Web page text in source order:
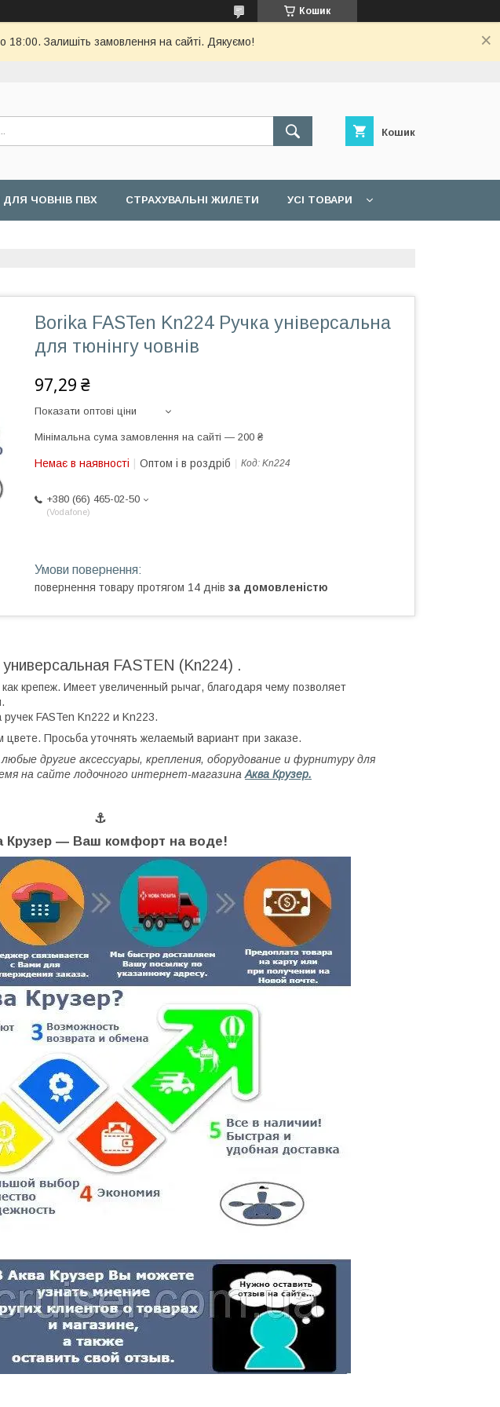
Кошик
18:00. Залишіть замовлення на сайті. Дякуємо!
Кошик
ДЛЯ ЧОВНІВ ПВХ СТРАХУВАЛЬНІ ЖИЛЕТИ УСІ ТОВАРИ
Borika FASTen Kn224 Ручка універсальна
для тюнінгу човнів
97,29 ₴
Показати оптові ціни
Мінімальна сума замовлення на сайті — 200 ₴
Немає в наявності Оптом і в роздріб Код: Kn224
+380 (66) 465-02-50
Vodafone
повернення товару протягом 14 днів за домовленістю
универсальная FASTEN (Kn224) .
крепеж. Имеет увеличенный рычаг, благодаря чему позволяет
FASTen Kn222 и Kn223.
Просьба уточнять желаемый вариант при заказе.
другие аксессуары, крепления, оборудование и фурнитуру для
на сайте лодочного интернет-магазина Аква Крузер.
⚓
Крузер ― Ваш комфорт на воде!